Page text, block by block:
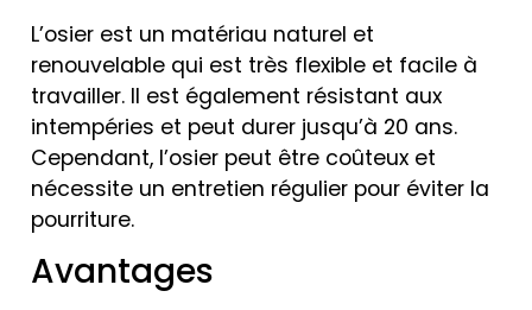
L’osier est un matériau naturel et
renouvelable qui est très flexible et facile à
travailler. Il est également résistant aux
intempéries et peut durer jusqu’à 20 ans.
Cependant, l’osier peut être coûteux et
nécessite un entretien régulier pour éviter la
pourriture.
Avantages